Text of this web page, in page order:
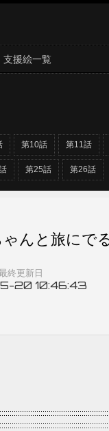
支援絵一覧
第10話 第11話
第25話 第26話
終更新日
20 10:46:43
んと旅にで